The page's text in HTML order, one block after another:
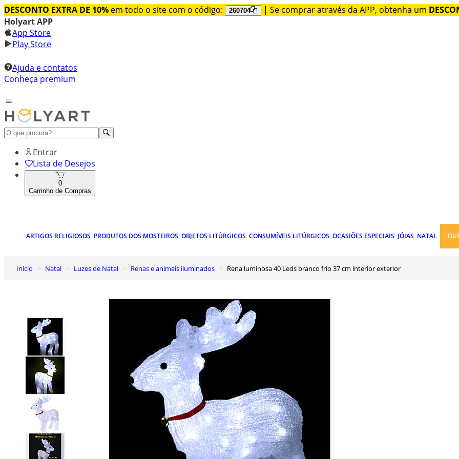
DESCONTO EXTRA DE 10% em todo o site com o código: 260704 | Se comprar através da APP, obtenha um
Holyart APP
App Store
Play Store
Ajuda e contatos
Conheça premium
Entrar
Lista de Desejos
0
Carrinho de Compras
ARTIGOS RELIGIOSOS PRODUTOS DOS MOSTEIROS OBJETOS LITÚRGICOS CONSUMÍVEIS LITÚRGICOS OCASIÕES ESPECIAIS JÓIAS NATAL
Inicio Natal Luzes de Natal Renas e animais iluminados Rena luminosa 40 Leds branco frio 37 cm interior exterior